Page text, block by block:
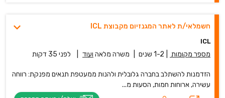
חשמלאי/ת לאתר המגנזיום מקבוצת ICL
ICL
מספר מקומות 1-2 שנים משרה מלאה ועוד לפני 35 דקות
הזדמנות להשתלב בחברה גלובלית ולהנות ממעטפת תנאים מפנקת: רווחה
עשירה, ארוחות חמות, הסעות מ...